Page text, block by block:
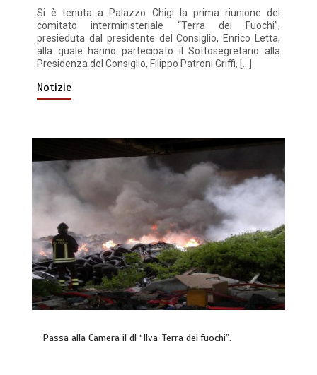
Si è tenuta a Palazzo Chigi la prima riunione del
comitato interministeriale “Terra dei Fuochi”,
presieduta dal presidente del Consiglio, Enrico Letta,
alla quale hanno partecipato il Sottosegretario alla
Presidenza del Consiglio, Filippo Patroni Griffi, […]
Notizie
Passa alla Camera il dl “Ilva-Terra dei fuochi”.